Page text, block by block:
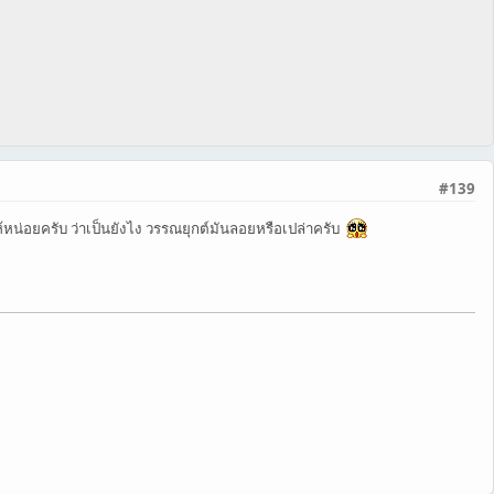
#139
น่อยครับ ว่าเป็นยังไง วรรณยุกต์มันลอยหรือเปล่าครับ